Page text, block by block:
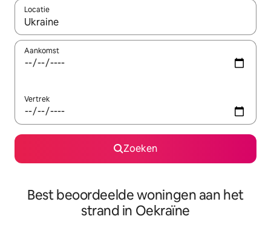
Locatie
Wanneer er suggesties beschikbaar zijn, maak je een keuze
Aankomst
Vertrek
Zoeken
Best beoordeelde woningen aan het
strand in Oekraïne